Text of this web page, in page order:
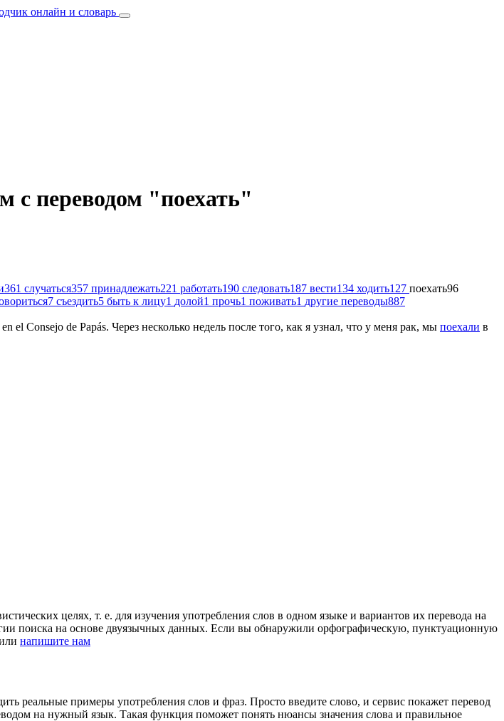
онлайн и словарь
с переводом "поехать"
361 случаться357 принадлежать221 работать190 следовать187 вести134 ходить127 поехать96
7 съездить5 быть к лицу1 долой1 прочь1 поживать1 другие переводы887
el Consejo de Papás. Через несколько недель после того, как я узнал, что у меня рак, мы поехали в
целях, т. е. для изучения употребления слов в одном языке и вариантов их перевода на
поиска на основе двуязычных данных. Если вы обнаружили орфографическую, пунктуационную
напишите нам
реальные примеры употребления слов и фраз. Просто введите слово, и сервис покажет перевод
на нужный язык. Такая функция поможет понять нюансы значения слова и правильное